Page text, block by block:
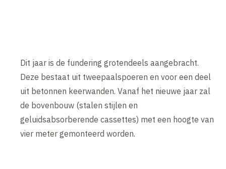
Dit jaar is de fundering grotendeels aangebracht.
Deze bestaat uit tweepaalspoeren en voor een deel
uit betonnen keerwanden. Vanaf het nieuwe jaar zal
de bovenbouw (stalen stijlen en
geluidsabsorberende cassettes) met een hoogte van
vier meter gemonteerd worden.